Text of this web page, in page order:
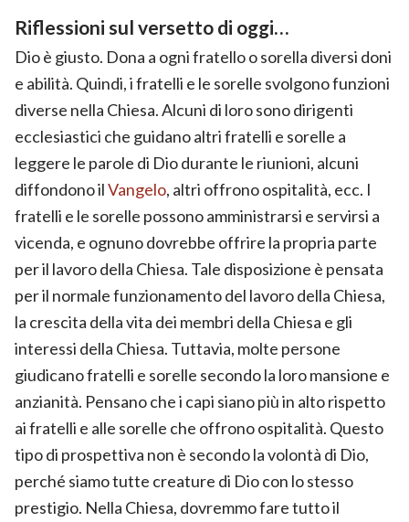
Riflessioni sul versetto di oggi…
Dio è giusto. Dona a ogni fratello o sorella diversi doni
e abilità. Quindi, i fratelli e le sorelle svolgono funzioni
diverse nella Chiesa. Alcuni di loro sono dirigenti
ecclesiastici che guidano altri fratelli e sorelle a
leggere le parole di Dio durante le riunioni, alcuni
diffondono ilVangelo, altri offrono ospitalità, ecc. I
fratelli e le sorelle possono amministrarsi e servirsi a
vicenda, e ognuno dovrebbe offrire la propria parte
per il lavoro della Chiesa. Tale disposizione è pensata
per il normale funzionamento del lavoro della Chiesa,
la crescita della vita dei membri della Chiesa e gli
interessi della Chiesa. Tuttavia, molte persone
giudicano fratelli e sorelle secondo la loro mansione e
anzianità. Pensano che i capi siano più in alto rispetto
ai fratelli e alle sorelle che offrono ospitalità. Questo
tipo di prospettiva non è secondo la volontà di Dio,
perché siamo tutte creature di Dio con lo stesso
prestigio. Nella Chiesa, dovremmo fare tutto il